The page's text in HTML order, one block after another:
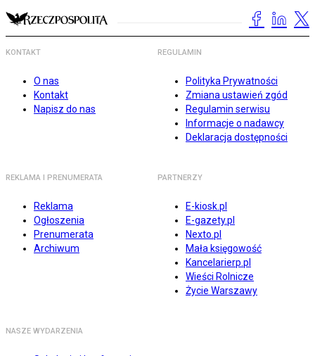
KONTAKT
O nas
Kontakt
Napisz do nas
REGULAMIN
Polityka Prywatności
Zmiana ustawień zgód
Regulamin serwisu
Informacje o nadawcy
Deklaracja dostępności
REKLAMA I PRENUMERATA
Reklama
Ogłoszenia
Prenumerata
Archiwum
PARTNERZY
E-kiosk.pl
E-gazety.pl
Nexto.pl
Mała księgowość
Kancelarierp.pl
Wieści Rolnicze
Życie Warszawy
NASZE WYDARZENIA